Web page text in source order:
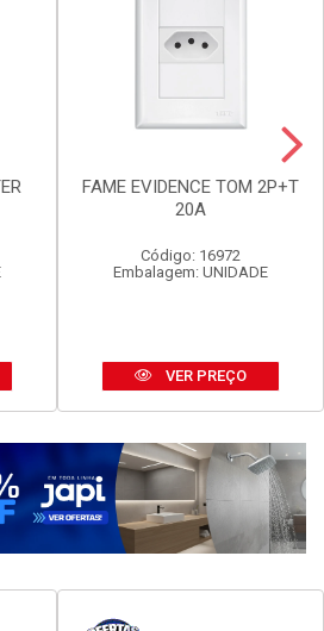
FAME EVIDENCE TOM 2P+T
20A
Código: 16972
Embalagem: UNIDADE
VER PREÇO